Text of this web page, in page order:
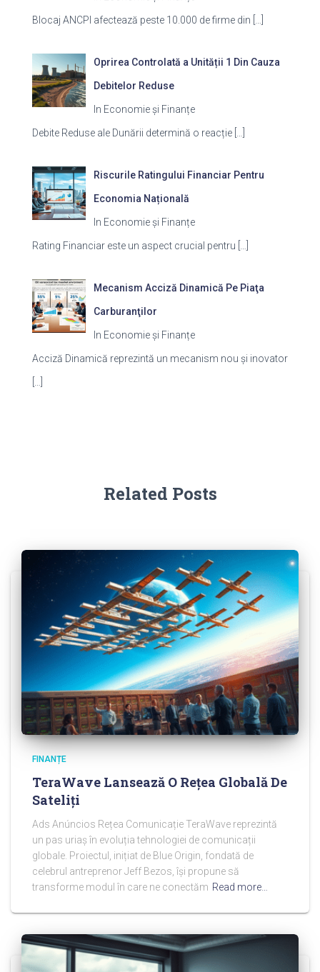
Blocaj ANCPI afectează peste 10.000 de firme din
Oprirea Controlată a Unității 1 Din Cauza
Debitelor Reduse
In Economie și Finanțe
Debite Reduse ale Dunării determină o reacție
Riscurile Ratingului Financiar Pentru
Economia Națională
In Economie și Finanțe
Rating Financiar este un aspect crucial pentru
Mecanism Acciză Dinamică Pe Piaţa
Carburanţilor
In Economie și Finanțe
Acciză Dinamică reprezintă un mecanism nou și inovator
Related Posts
FINANȚE
TeraWave Lansează O Rețea Globală De
Sateliți
Ads Anúncios Rețea Comunicație TeraWave reprezintă
un pas uriaș în evoluția tehnologiei de comunicații
globale. Proiectul, inițiat de Blue Origin, fondată de
celebrul antreprenor Jeff Bezos, își propune să
transforme modul în care ne conectăm Read more…